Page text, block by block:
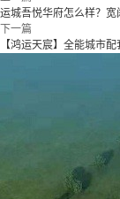
运城吾悦华府怎么样？宽
下一篇
【鸿运天宸】全能城市